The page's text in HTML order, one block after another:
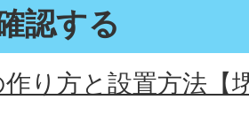
認する
り方と設置方法【